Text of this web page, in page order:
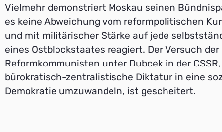
Vielmehr demonstriert Moskau seinen
es keine Abweichung vom reformpolitischen
und mit militärischer Stärke auf jede
eines Ostblockstaates reagiert. Der Versuch der
Reformkommunisten unter Dubcek in der
bürokratisch-zentralistische Diktatur in eine
Demokratie umzuwandeln, ist gescheitert.